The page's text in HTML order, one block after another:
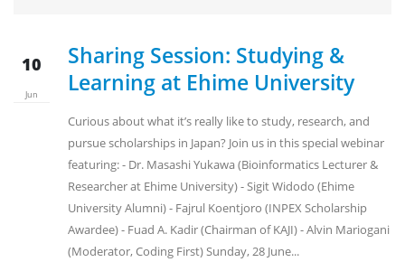
10
Jun
Sharing Session: Studying &
Learning at Ehime University
Curious about what it’s really like to study, research, and
pursue scholarships in Japan? Join us in this special webinar
featuring: - Dr. Masashi Yukawa (Bioinformatics Lecturer &
Researcher at Ehime University) - Sigit Widodo (Ehime
University Alumni) - Fajrul Koentjoro (INPEX Scholarship
Awardee) - Fuad A. Kadir (Chairman of KAJI) - Alvin Mariogani
(Moderator, Coding First) Sunday, 28 June...